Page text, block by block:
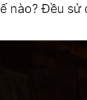
nào? Đều sử